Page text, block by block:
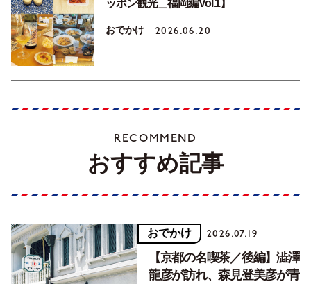
ッポン観光＿福岡編Vol.1】
おでかけ 2026.06.20
RECOMMEND
おすすめ記事
おでかけ 2026.07.19
【京都の名喫茶／後編】澁澤
龍彦が訪れ、森見登美彦が青